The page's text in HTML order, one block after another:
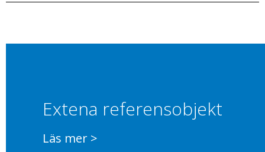
Extena referensobjekt
Läs mer >